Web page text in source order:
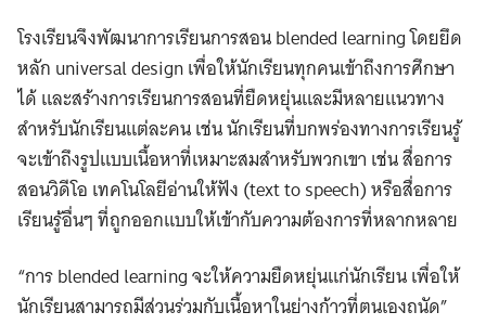
โรงเรียนจึงพัฒนาการเรียนการสอน blended learning โดยยึด
หลัก universal design เพื่อให้นักเรียนทุกคนเข้าถึงการศึกษา
ได้ และสร้างการเรียนการสอนที่ยืดหยุ่นและมีหลายแนวทาง
สำหรับนักเรียนแต่ละคน เช่น นักเรียนที่บกพร่องทางการเรียนรู้
จะเข้าถึงรูปแบบเนื้อหาที่เหมาะสมสำหรับพวกเขา เช่น สื่อการ
สอนวิดีโอ เทคโนโลยีอ่านให้ฟัง (text to speech) หรือสื่อการ
เรียนรู้อื่นๆ ที่ถูกออกแบบให้เข้ากับความต้องการที่หลากหลาย
“การ blended learning จะให้ความยืดหยุ่นแก่นักเรียน เพื่อให้
นักเรียนสามารถมีส่วนร่วมกับเนื้อหาในย่างก้าวที่ตนเองถนัด”